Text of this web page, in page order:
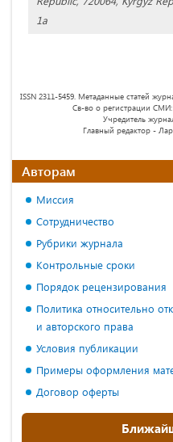
1a
ISSN 2311-5459. Метаданные статей
Св-во о регистрации
Учредитель
Главный редактор -
Авторам
Миссия
Сотрудничество
Рубрики журнала
Контрольные сроки
Порядок рецензирования
Политика относительно
и авторского права
Условия публикации
Примеры оформления
Договор оферты